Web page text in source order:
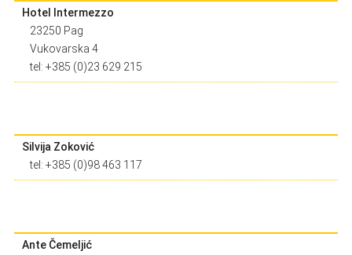
Hotel Intermezzo
23250 Pag
Vukovarska 4
tel: +385 (0)23 629 215
Silvija Zoković
tel: +385 (0)98 463 117
Ante Čemeljić